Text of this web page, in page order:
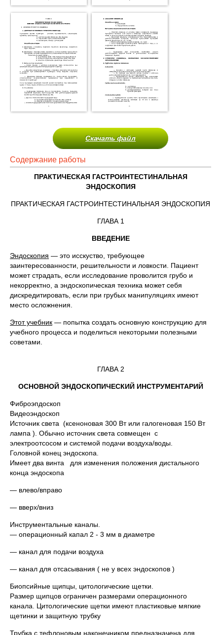
Скачать файл
Содержание работы
ПРАКТИЧЕСКАЯ ГАСТРОИНТЕСТИНАЛЬНАЯ
ЭНДОСКОПИЯ
ПРАКТИЧЕСКАЯ ГАСТРОИНТЕСТИНАЛЬНАЯ ЭНДОСКОПИЯ
ГЛАВА 1
ВВЕДЕНИЕ
Эндоскопия — это исскуство, требующее
заинтересованности, решительности и ловкости. Пациент
может страдать, если исследование проволится грубо и
некорректно, а эндоскопическая техника может себя
дискредитировать, если при грубых манипуляциях имеют
место осложнения.
Этот учебник — попытка создать основную конструкцию для
учебного процесса и поделиться некоторыми полезными
советами.
ГЛАВА 2
ОСНОВНОЙ ЭНДОСКОПИЧЕСКИЙ ИНСТРУМЕНТАРИЙ
Фиброэпдоскоп
Видеоэндоскоп
Источник света (ксеноновая 300 Вт или галогеновая 150 Вт
лампа ). Обычно источник света совмещен с
электроотсосом и системой подачи воздуха/воды.
Головной конец эндоскопа.
Имеет два винта для изменения положения дистального
конца эндоскопа
— влево/вправо
— вверх/вниз
Инструментальные каналы.
— операционный капал 2 - 3 мм в диаметре
— канал для подачи воздуха
— канал для отсасывания ( не у всех эндоскопов )
Биопсийные щипцы, цитологические щетки.
Размер щипцов ограничен размерами операционного
канала. Цитологические щетки имеют пластиковые мягкие
щетинки и защитную трубку
Трубка с тефлоновым наконечником предназначена для